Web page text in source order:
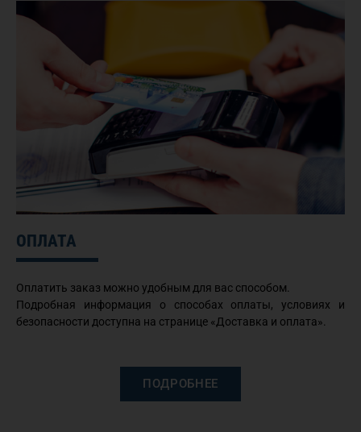
ОПЛАТА
Оплатить заказ можно удобным для вас способом.
Подробная информация о способах оплаты, условиях и
безопасности доступна на странице «Доставка и оплата».
ПОДРОБНЕЕ